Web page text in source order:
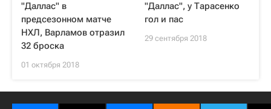
"Даллас" в
предсезонном матче
НХЛ, Варламов отразил
32 броска
01 октября 2018
"Даллас", у Тарасенко
гол и пас
29 сентября 2018